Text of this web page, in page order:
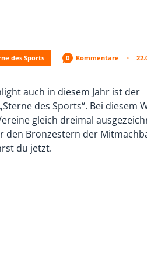
des Sports 0 Kommentare
auch in diesem Jahr ist der
des Sports“. Bei diesem
gleich dreimal
den Bronzestern der
du jetzt.